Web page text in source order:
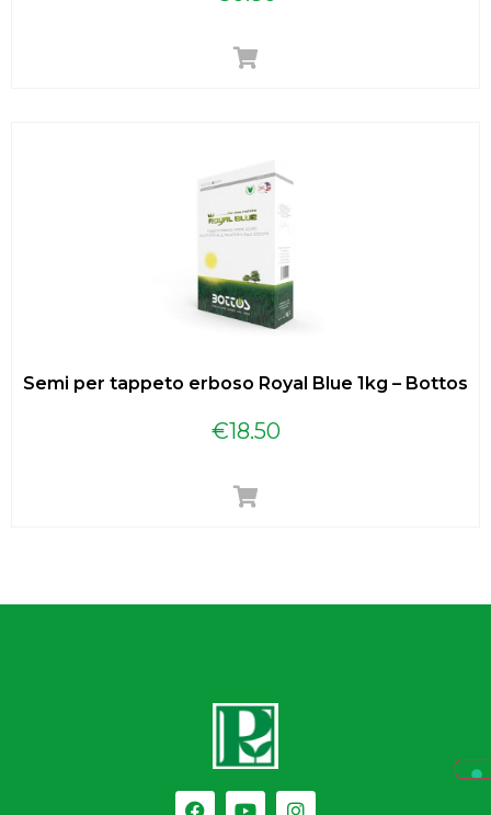
Semi per tappeto erboso Royal Blue 1kg – Bottos
€18.50